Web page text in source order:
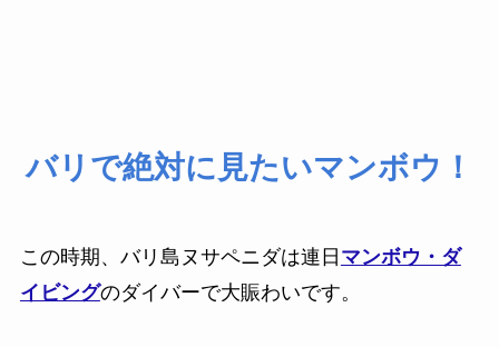
バリで絶対に見たいマンボウ！
この時期、バリ島ヌサペニダは連日 マンボウ・ダ
イビングのダイバーで大賑わいです。